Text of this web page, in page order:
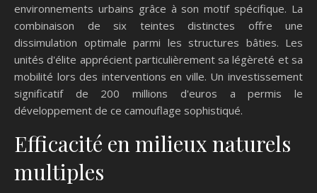
environnements urbains grâce à son motif spécifique. La
combinaison de six teintes distinctes offre une
dissimulation optimale parmi les structures bâties. Les
unités d'élite apprécient particulièrement sa légèreté et sa
mobilité lors des interventions en ville. Un investissement
significatif de 200 millions d'euros a permis le
développement de ce camouflage sophistiqué.
Efficacité en milieux naturels
multiples